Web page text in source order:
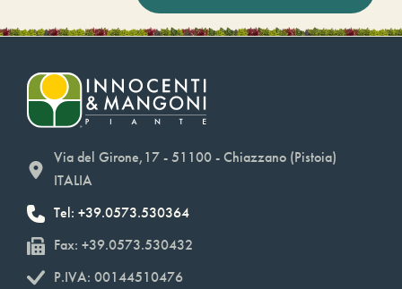
Via del Girone,17 - 51100 - Chiazzano (Pistoia)
ITALIA
Tel: +39.0573.530364
Fax: +39.0573.530432
P.IVA: 00144510476